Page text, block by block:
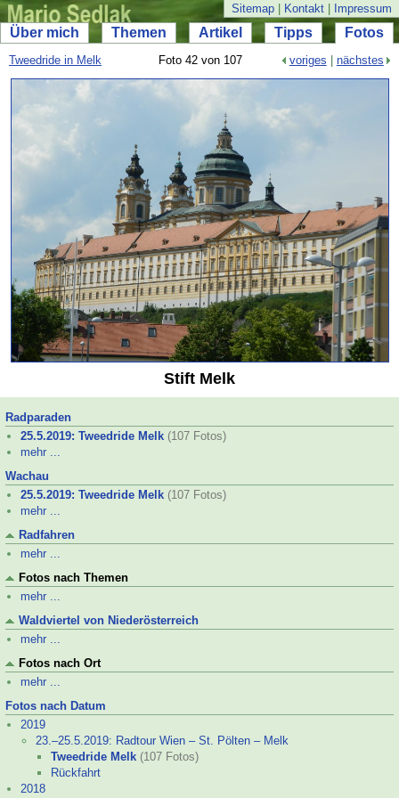
Sitemap Kontakt Impressum
Über mich Themen Artikel Tipps Fotos
Tweedride in Melk Foto 42 von 107 voriges nächstes
Stift Melk
Radparaden
25.5.2019: Tweedride Melk (107 Fotos)
mehr ...
Wachau
25.5.2019: Tweedride Melk (107 Fotos)
mehr ...
Radfahren
mehr ...
Fotos nach Themen
mehr ...
Waldviertel von Niederösterreich
mehr ...
Fotos nach Ort
mehr ...
Fotos nach Datum
2019
23.–25.5.2019: Radtour Wien – St. Pölten – Melk
Tweedride Melk (107 Fotos)
Rückfahrt
2018